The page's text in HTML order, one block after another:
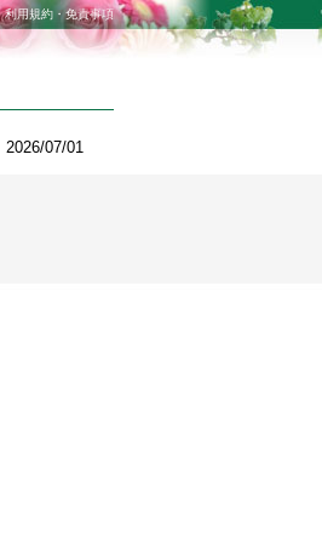
利用規約・免責事項
2026/07/01